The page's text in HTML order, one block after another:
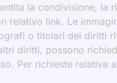
la condivisione, la
relativo link. Le
o titolari dei diritti
diritti, possono
Per richieste